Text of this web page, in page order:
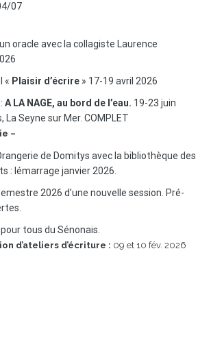
07
oracle avec la collagiste Laurence
« Plaisir d’écrire » 17-19 avril 2026
A LA NAGE, au bord de l’eau. 19-23 juin
La Seyne sur Mer. COMPLET
–
de Domitys avec la bibliothèque des
: lémarrage janvier 2026.
2026 d’une nouvelle session. Pré-
tous du Sénonais.
d’ateliers d’écriture : 09 et 10 fév. 2026